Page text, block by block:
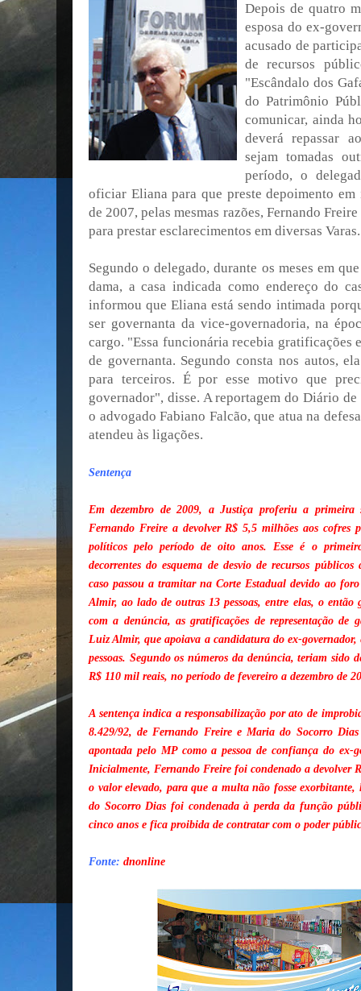
Depois de quatro
esposa do ex-
acusado de
de recursos
"Escândalo dos
do Patrimônio
comunicar, ainda
deverá repassar
sejam tomadas
período, o
oficiar Eliana para que preste depoimento
de 2007, pelas mesmas razões, Fernando
para prestar esclarecimentos em diversas Varas.
Segundo o delegado, durante os meses em
dama, a casa indicada como endereço do
informou que Eliana está sendo intimada
ser governanta da vice-governadoria, na
cargo. "Essa funcionária recebia gratificações
de governanta. Segundo consta nos autos,
para terceiros. É por esse motivo que
governador", disse. A reportagem do Diário
o advogado Fabiano Falcão, que atua na
atendeu às ligações.
Sentença
Em dezembro de 2009, a Justiça proferiu a primeira
Fernando Freire a devolver R$ 5,5 milhões aos cofres
políticos pelo período de oito anos. Esse é o
decorrentes do esquema de desvio de recursos
caso passou a tramitar na Corte Estadual devido ao
Almir, ao lado de outras 13 pessoas, entre elas, o
com a denúncia, as gratificações de representação de
Luiz Almir, que apoiava a candidatura do ex-
pessoas. Segundo os números da denúncia, teriam sido
R$ 110 mil reais, no período de fevereiro a dezembro de
A sentença indica a responsabilização por ato de
8.429/92, de Fernando Freire e Maria do Socorro
apontada pelo MP como a pessoa de confiança do ex-
Inicialmente, Fernando Freire foi condenado a devolver
o valor elevado, para que a multa não fosse
do Socorro Dias foi condenada à perda da função
cinco anos e fica proibida de contratar com o poder
Fonte: dnonline